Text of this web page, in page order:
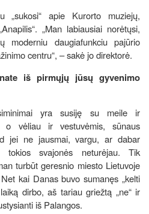
„sukosi“ apie Kurorto muziejų,
„Man labiausiai norėtųsi,
moderniu daugiafunkciu pajūrio
centru“, – sakė jo direktorė.
iš pirmųjų jūsų gyvenimo
yra susiję su meile ir
o vėliau ir vestuvėmis, sūnaus
jei ne jausmai, vargu, ar dabar
tokios svajonės neturėjau. Tik
turbūt geresnio miesto Lietuvoje
kai Danas buvo sumanęs „kelti
dirbo, aš tariau griežtą „ne“ ir
iš Palangos.